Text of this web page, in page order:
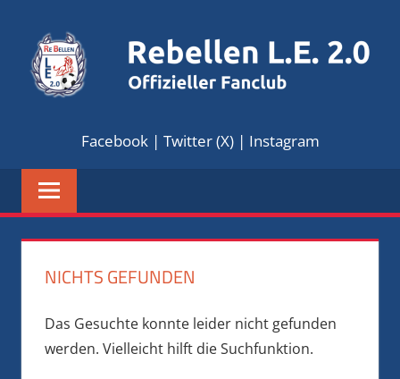
Inhalt
springen
REBELLEN
2.0
Facebook| Twitter (X) | Instagram
NICHTS GEFUNDEN
Das Gesuchte konnte leider nicht gefunden
werden. Vielleicht hilft die Suchfunktion.